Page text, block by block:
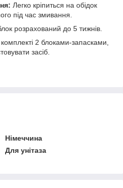
Легко кріпиться на обідок
під час змивання.
розрахований до 5 тижнів.
2 блоками-запасками,
засіб.
Німеччина
Для унітаза